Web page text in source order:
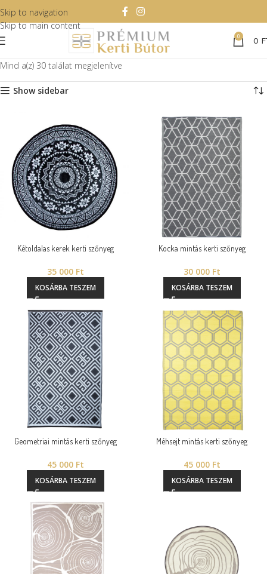
Skip to navigation
Skip to main content
0 0
Mind a(z) 30 találat megjelenítve
Show sidebar
Kétoldalas kerek kerti szőnyeg
35 000 Ft
KOSÁRBA TESZEM
Kocka mintás kerti szőnyeg
30 000 Ft
KOSÁRBA TESZEM
Geometriai mintás kerti szőnyeg
45 000 Ft
KOSÁRBA TESZEM
Méhsejt mintás kerti szőnyeg
45 000 Ft
KOSÁRBA TESZEM